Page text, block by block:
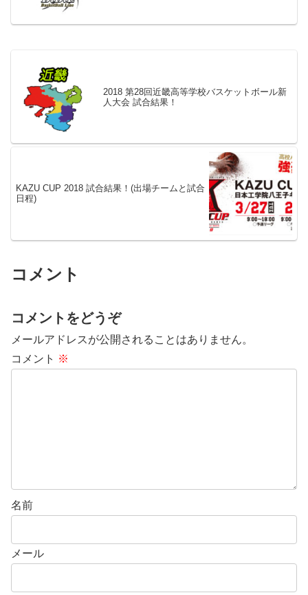
2018 第28回近畿高等学校バスケットボール新
人大会 試合結果！
KAZU CUP 2018 試合結果！(出場チームと試合
日程)
コメント
コメントをどうぞ
メールアドレスが公開されることはありません。
コメント ※
名前
メール